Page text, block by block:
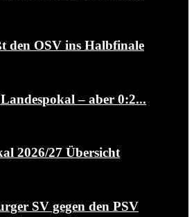
den OSV ins Halbfinale
– aber 0:2...
2026/27 Übersicht
SV gegen den PSV